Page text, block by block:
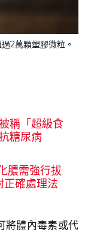
2萬顆塑膠微粒。
稱「超級食
糖尿病
膿需強行拔
確處理法
將體內毒素或代